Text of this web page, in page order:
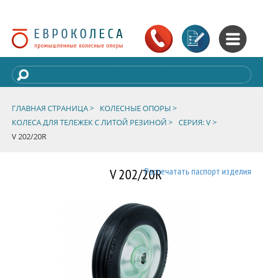
ГЛАВНАЯ СТРАНИЦА >
КОЛЕСНЫЕ ОПОРЫ >
КОЛЕСА ДЛЯ ТЕЛЕЖЕК С ЛИТОЙ РЕЗИНОЙ > СЕРИЯ: V >
V 202/20R
V 202/20RРаспечатать паспорт изделия